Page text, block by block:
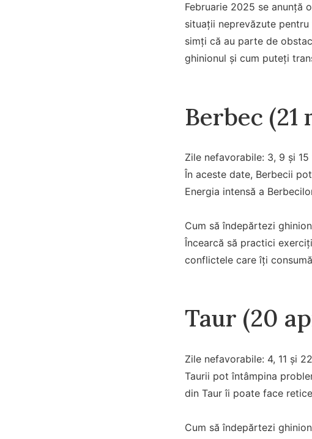
Februarie 2025 se anunță
situații neprevăzute
simți că au parte de
ghinionul și cum puteți
Berbec
Zile nefavorabile: 3, 9 și
În aceste date, Berbecii
Energia intensă a
Cum să îndepărtezi
Încearcă să practici
conflictele care îți
Taur (20
Zile nefavorabile: 4, 11 și
Taurii pot întâmpina
din Taur îi poate face
Cum să îndepărtezi